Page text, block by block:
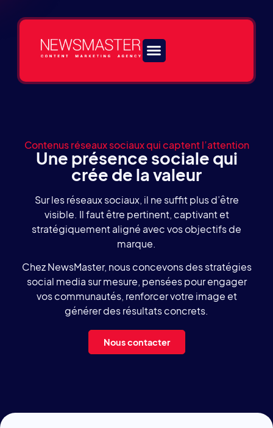
Contenus réseaux sociaux qui captent l’attention
Une présence sociale qui
crée de la valeur
Sur les réseaux sociaux, il ne suffit plus d’être
visible. Il faut être pertinent, captivant et
stratégiquement aligné avec vos objectifs de
marque.
Chez NewsMaster, nous concevons des stratégies
social media sur mesure, pensées pour engager
vos communautés, renforcer votre image et
générer des résultats concrets.
Nous contacter